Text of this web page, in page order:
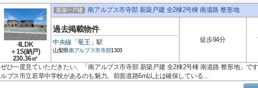
4LDK
＋1S(納戸)
230.36㎡
新築一戸建 南アルプス市寺部 新築戸建 全2棟2号棟 南道路 整形地
過去掲載物件
中央線 「竜王 」駅
山梨県南アルプス市寺部1303
徒歩94分
ぜひ一度見ていただきたい、「南アルプス市寺部 新築戸建 全2棟2号棟 南道路 整形地」で
ルプス市立若草中学校があるのも魅力。前面道路6m以上は確保している...